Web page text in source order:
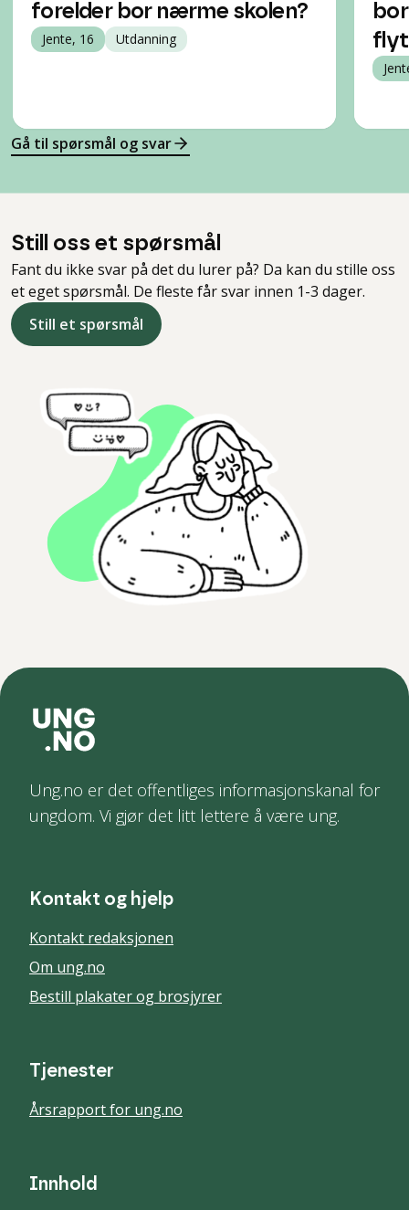
forelder bor nærme skolen?
Jente, 16 Utdanning
Gå til spørsmål og svar
Still oss et spørsmål
Fant du ikke svar på det du lurer på? Da kan du stille oss
et eget spørsmål. De fleste får svar innen 1-3 dager.
Still et spørsmål
Ung.no er det offentliges informasjonskanal for
ungdom. Vi gjør det litt lettere å være ung.
Kontakt og hjelp
Kontakt redaksjonen
Om ung.no
Bestill plakater og brosjyrer
Tjenester
Årsrapport for ung.no
Innhold